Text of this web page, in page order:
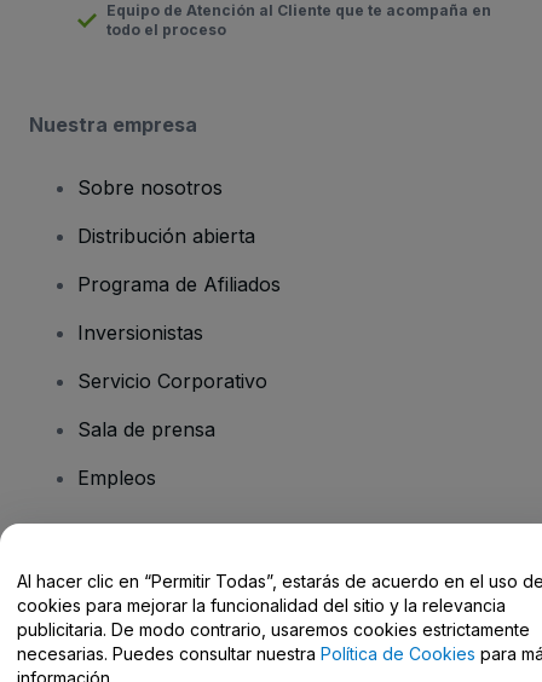
Equipo de Atención al Cliente que te acompaña en
todo el proceso
Nuestra empresa
Sobre nosotros
Distribución abierta
Programa de Afiliados
Inversionistas
Servicio Corporativo
Sala de prensa
Empleos
Centro de Ayuda / Contacto
Al hacer clic en “Permitir Todas”, estarás de acuerdo en el uso
cookies para mejorar la funcionalidad del sitio y la relevancia
publicitaria. De modo contrario, usaremos cookies estrictamente
necesarias. Puedes consultar nuestra Política de Cookies para
información.